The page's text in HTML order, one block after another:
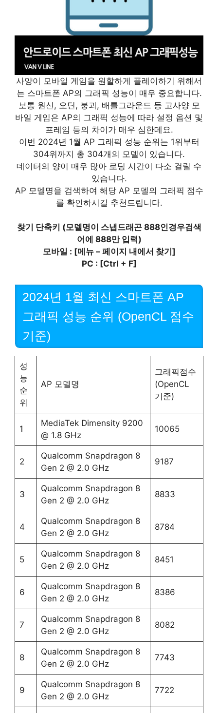
사양이 모바일 게임을 원할하게 플레이하기 위해서
는 스마트폰 AP의 그래픽 성능이 매우 중요합니다.
보통 원신, 오딘, 붕괴, 배틀그라운드 등 고사양 모
바일 게임은 AP의 그래픽 성능에 따라 설정 옵션 및
프레임 등의 차이가 매우 심한데요.
이번 2024년 1월 AP 그래픽 성능 순위는 1위부터
304위까지 총 304개의 모델이 있습니다.
데이터의 양이 매우 많아 로딩 시간이 다소 걸릴 수
있습니다.
AP 모델명을 검색하여 해당 AP 모델의 그래픽 점수
를 확인하시길 추천드립니다.
찾기 단축키 (모델명이 스냅드래곤 888인경우검색
어에 888만 입력)
모바일 : [메뉴 – 페이지 내에서 찾기]
PC : [Ctrl + F]
2024년 1월 최신 스마트폰 AP
그래픽 성능 순위 (OpenCL 점수
기준)
성
능
순
위
AP 모델명
그래픽점수
(OpenCL
기준)
1
MediaTek Dimensity 9200
@ 1.8 GHz
10065
2
Qualcomm Snapdragon 8
Gen 2 @ 2.0 GHz
9187
3
Qualcomm Snapdragon 8
Gen 2 @ 2.0 GHz
8833
4
Qualcomm Snapdragon 8
Gen 2 @ 2.0 GHz
8784
5
Qualcomm Snapdragon 8
Gen 2 @ 2.0 GHz
8451
6
Qualcomm Snapdragon 8
Gen 2 @ 2.0 GHz
8386
7
Qualcomm Snapdragon 8
Gen 2 @ 2.0 GHz
8082
8
Qualcomm Snapdragon 8
Gen 2 @ 2.0 GHz
7743
9
Qualcomm Snapdragon 8
Gen 2 @ 2.0 GHz
7722